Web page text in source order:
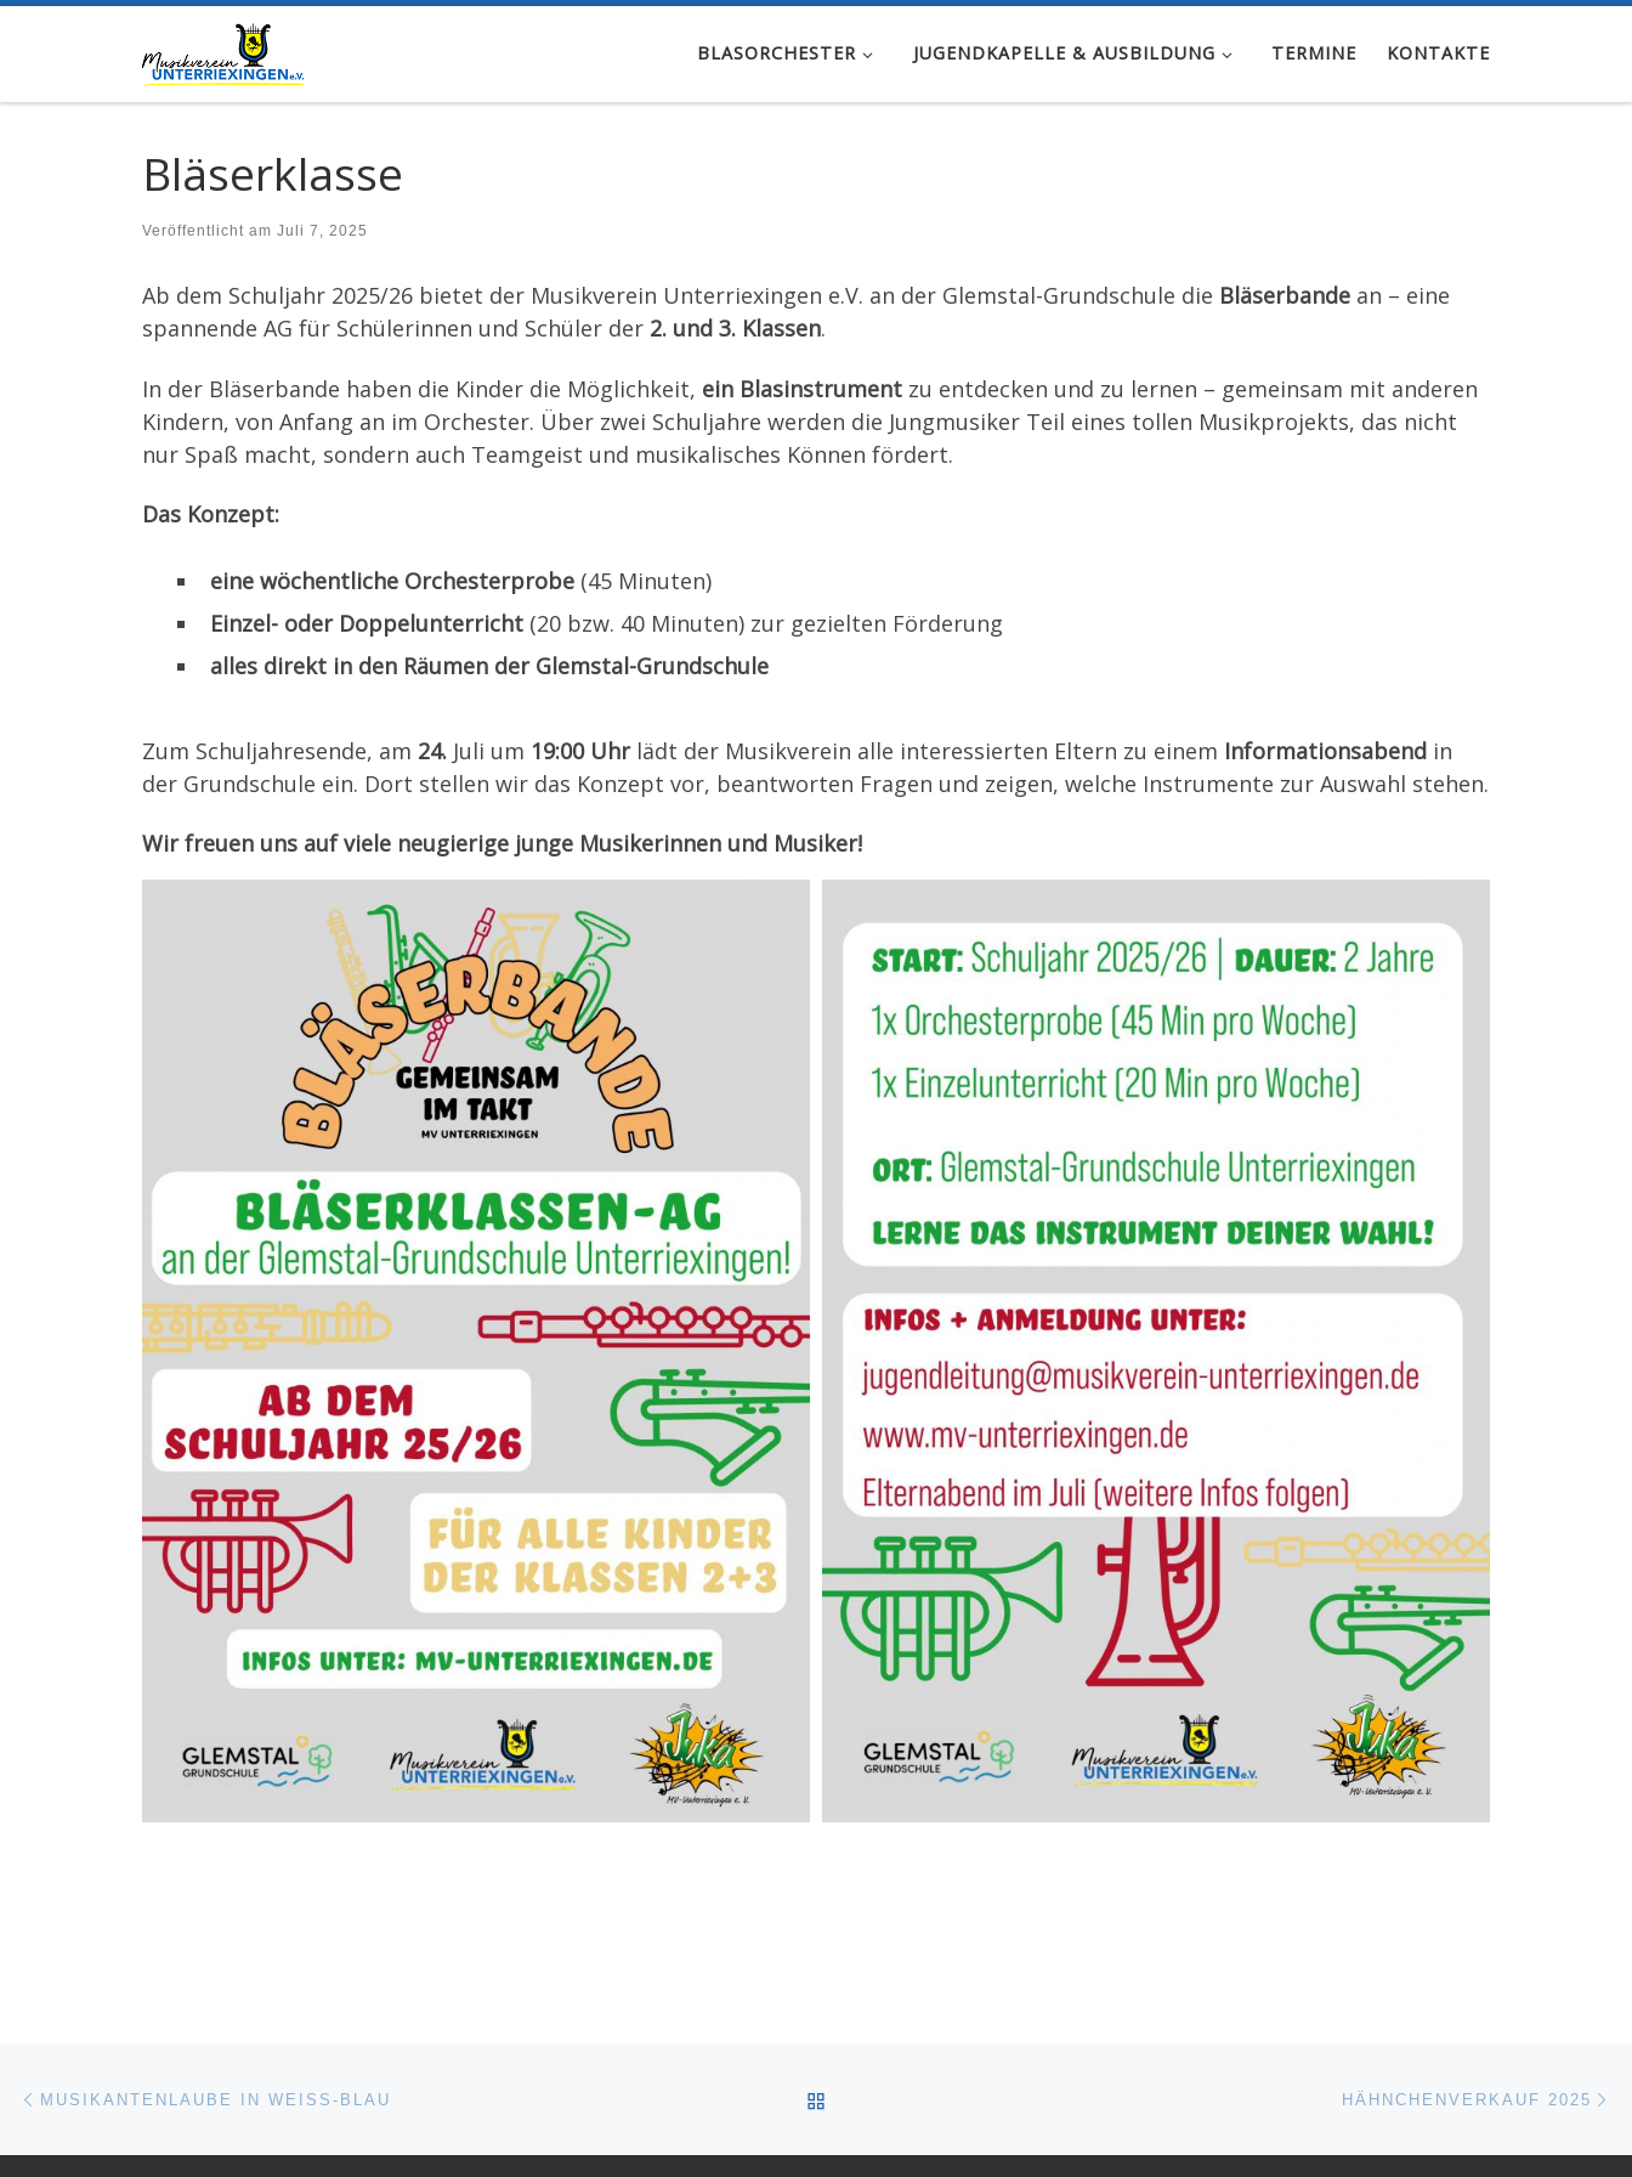
BLASORCHESTER JUGENDKAPELLE & AUSBILDUNG TERMINE KONTAKTE
Bläserklasse
Veröffentlicht am Juli 7, 2025
Ab dem Schuljahr 2025/26 bietet der Musikverein Unterriexingen e.V. an der Glemstal-Grundschule die Bläserbande an – eine
spannende AG für Schülerinnen und Schüler der 2. und 3. Klassen.
In der Bläserbande haben die Kinder die Möglichkeit, ein Blasinstrument zu entdecken und zu lernen – gemeinsam mit anderen
Kindern, von Anfang an im Orchester. Über zwei Schuljahre werden die Jungmusiker Teil eines tollen Musikprojekts, das nicht
nur Spaß macht, sondern auch Teamgeist und musikalisches Können fördert.
Das Konzept:
eine wöchentliche Orchesterprobe (45 Minuten)
Einzel- oder Doppelunterricht (20 bzw. 40 Minuten) zur gezielten Förderung
alles direkt in den Räumen der Glemstal-Grundschule
Zum Schuljahresende, am 24. Juli um 19:00 Uhrlädt der Musikverein alle interessierten Eltern zu einem Informationsabend in
der Grundschule ein. Dort stellen wir das Konzept vor, beantworten Fragen und zeigen, welche Instrumente zur Auswahl stehen.
Wir freuen uns auf viele neugierige junge Musikerinnen und Musiker!
Beitragsnavigation
MUSIKANTENLAUBE IN WEISS-BLAU HÄHNCHENVERKAUF 2025